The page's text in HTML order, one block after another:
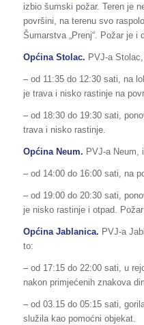
izbio šumski požar. Teren je
površini, na terenu svo
Šumarstva „Prenj“. Požar je i
Općina Stolac. PVJ-a
– od 11:35 do 12:30 sati, na
je trava i nisko rastinje na
– od 18:30 do 19:30 sati,
trava i nisko rastinje.
Općina Neum. PVJ-a Neum,
– od 14:00 do 16:00 sati, na
– od 19:00 do 20:30 sati,
je nisko rastinje i otpad.
Općina Jablanica. PVJ-a
to:
– od 17:15 do 22:00 sati, u
nakon primjećenih znakova
– od 03.15 do 05:15 sati,
služila kao pomoćni objekat.